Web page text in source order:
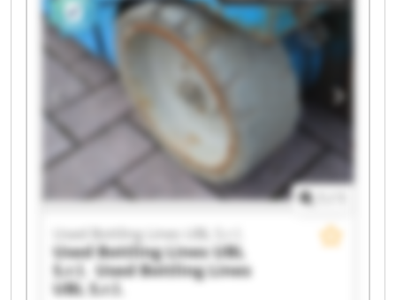
UBL S.r.l. Used Bottling Lines UBL S.r.l. Used
Bottling Lines UBL S.r.l. Used Bottling Lines UBL
S.r.l. Used Bottling Lines UBL S.r.l. Used Bottling
Lines UBL S.r.l. Used Bottling Lines UBL S.r.l.
Used Bottling Lines UBL S.r.l. Used Bottling Lines
UBL S.r.l. Used Bottling Lines UBL S.r.l. Used
Bottling Lines UBL S.r.l.
Used Bottling Lines UBL S.r.l.
Used Bottling Lines UBL
S.r.l.
Used Bottling Lines
UBL S.r.l.